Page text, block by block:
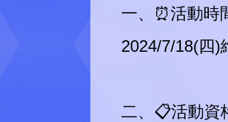
一、⏰活動時
2024/7/18(四)
二、📋活動資